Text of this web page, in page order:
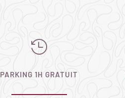

PARKING 1H GRATUIT